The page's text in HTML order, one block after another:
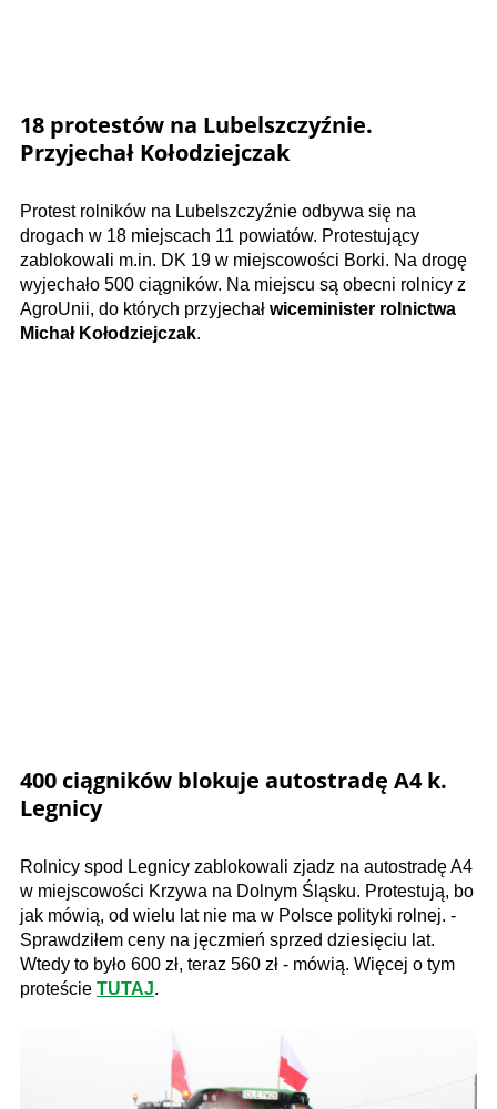
18 protestów na Lubelszczyźnie.
Przyjechał Kołodziejczak
Protest rolników na Lubelszczyźnie odbywa się na
drogach w 18 miejscach 11 powiatów. Protestujący
zablokowali m.in. DK 19 w miejscowości Borki. Na drogę
wyjechało 500 ciągników. Na miejscu są obecni rolnicy z
AgroUnii, do których przyjechał wiceminister rolnictwa
Michał Kołodziejczak.
400 ciągników blokuje autostradę A4 k.
Legnicy
Rolnicy spod Legnicy zablokowali zjadz na autostradę A4
w miejscowości Krzywa na Dolnym Śląsku. Protestują, bo
jak mówią, od wielu lat nie ma w Polsce polityki rolnej. -
Sprawdziłem ceny na jęczmień sprzed dziesięciu lat.
Wtedy to było 600 zł, teraz 560 zł - mówią. Więcej o tym
proteście TUTAJ.